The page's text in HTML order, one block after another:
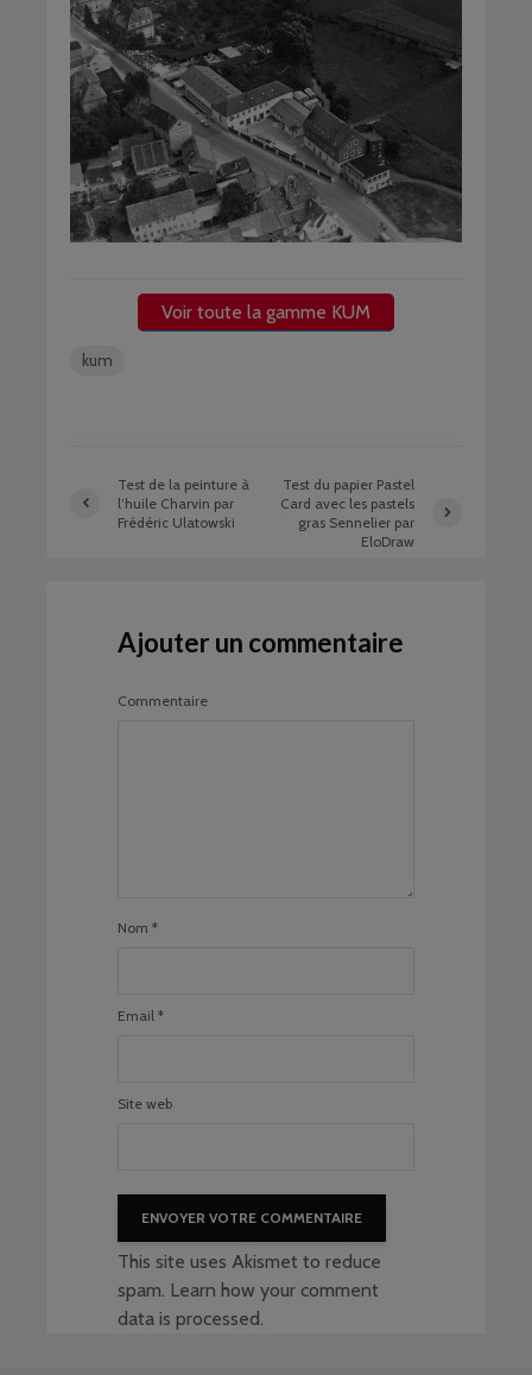
Voir toute la gamme KUM
kum
Test de la peinture à
l’huile Charvin par
Frédéric Ulatowski
Test du papier Pastel
Card avec les pastels
gras Sennelier par
EloDraw
Ajouter un commentaire
Commentaire
Nom *
Email *
Site web
This site uses Akismet to reduce
spam. Learn how your comment
data is processed